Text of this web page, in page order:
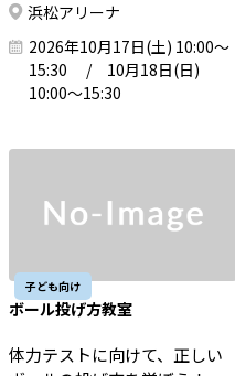
浜松アリーナ
2026年10月17日(土) 10:00～
15:30 / 10月18日(日)
10:00～15:30
子ども向け
ボール投げ方教室
体力テストに向けて、正しい